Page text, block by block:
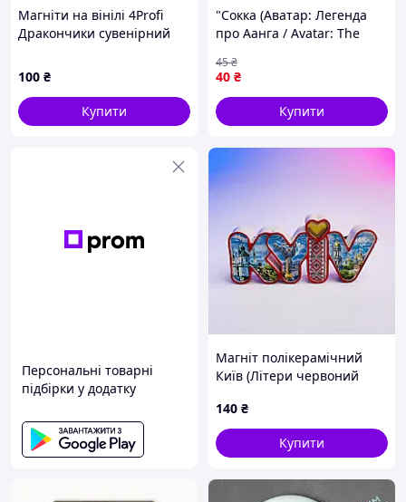
Магніти на вінілі 4Profi
Дракончики сувенірний
100 ₴
Купити
"Сокка (Аватар: Легенда
про Аанга / Avatar: The
круглий Ø44 мм
40 ₴
45₴
Купити
Персональні товарні
підбірки у додатку
Магніт полікерамічний
Київ (Літери червоний
140 ₴
Купити